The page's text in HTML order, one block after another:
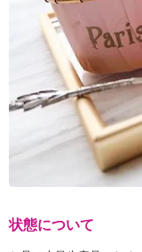
状態について